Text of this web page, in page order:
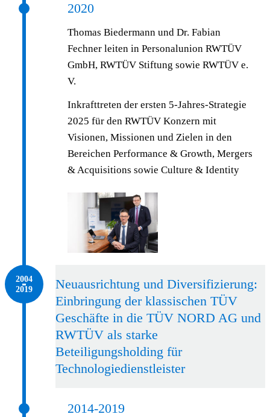
2020
Thomas Biedermann und Dr. Fabian
Fechner leiten in Personalunion RWTÜV
GmbH, RWTÜV Stiftung sowie RWTÜV e.
V.
Inkrafttreten der ersten 5-Jahres-Strategie
2025 für den RWTÜV Konzern mit
Visionen, Missionen und Zielen in den
Bereichen Performance & Growth, Mergers
& Acquisitions sowie Culture & Identity
2004 – 2019
2004
2019
Neuausrichtung und Diversifizierung:
Einbringung der klassischen TÜV
Geschäfte in die TÜV NORD AG und
RWTÜV als starke
Beteiligungsholding für
Technologiedienstleister
2014-2019